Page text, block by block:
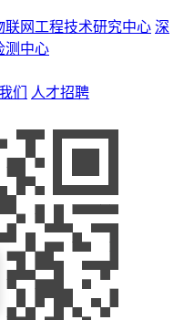
联网工程技术研究中心 深
测中心
们 人才招聘